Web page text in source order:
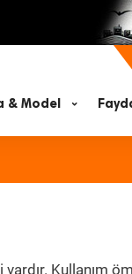
& Model
Kullanım